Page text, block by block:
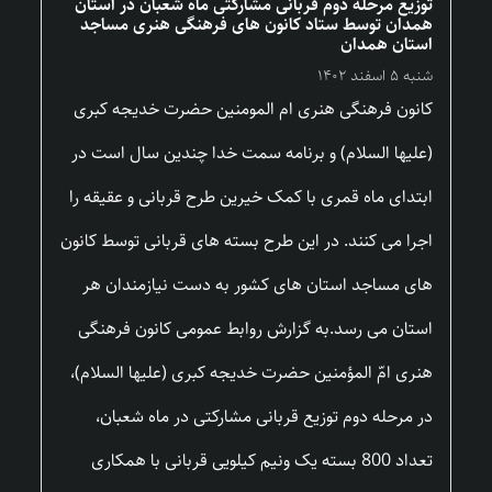
همدان توسط ستاد کانون های فرهنگی هنری مساجد
استان همدان
شنبه ۵ اسفند ۱۴۰۲
کانون فرهنگی هنری ام المومنین حضرت خدیجه کبری
(علیها السلام) و برنامه سمت خدا چندین سال است در
ابتدای ماه قمری با کمک خیرین طرح قربانی و عقیقه را
اجرا می کنند. در این طرح بسته های قربانی توسط کانون
های مساجد استان های کشور به دست نیازمندان هر
استان می رسد.به گزارش روابط عمومی کانون فرهنگی
هنری امّ المؤمنین حضرت خدیجه کبری (علیها السلام)،
در مرحله دوم توزیع قربانی مشارکتی در ماه شعبان،
تعداد 800 بسته یک ونیم کیلویی قربانی با همکاری